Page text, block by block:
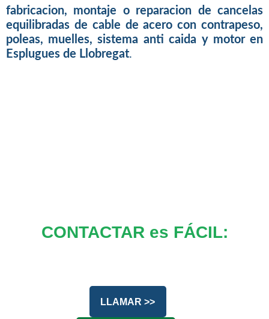
fabricacion, montaje o reparacion de cancelas
equilibradas de cable de acero con contrapeso,
poleas, muelles, sistema anti caida y motor en
Esplugues de Llobregat.
CONTACTAR es FÁCIL:
LLAMAR >>